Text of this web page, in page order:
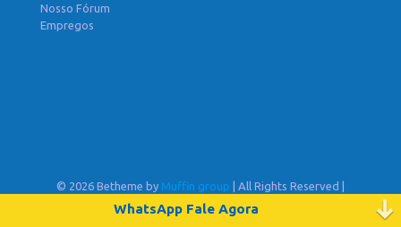
Nosso Fórum
Empregos
© 2026 Betheme by Muffin group | All Rights Reserved |
Powered byWordPress
WhatsApp Fale Agora